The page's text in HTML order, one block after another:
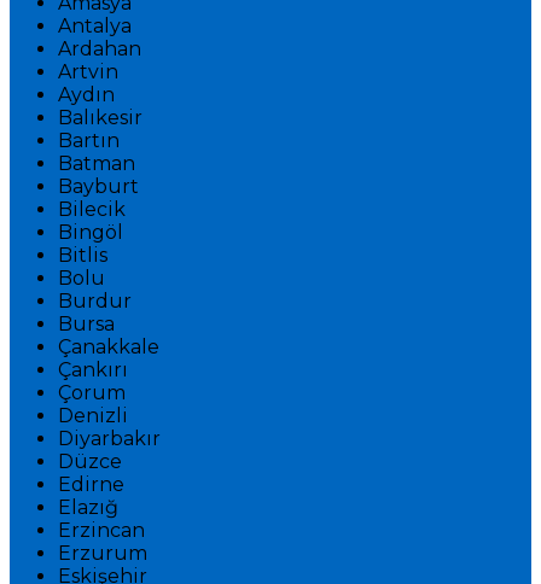
Antalya
Ardahan
Artvin
Aydın
Balıkesir
Bartın
Batman
Bayburt
Bilecik
Bingöl
Bitlis
Bolu
Burdur
Bursa
Çanakkale
Çankırı
Çorum
Denizli
Diyarbakır
Düzce
Edirne
Elazığ
Erzincan
Erzurum
Eskişehir